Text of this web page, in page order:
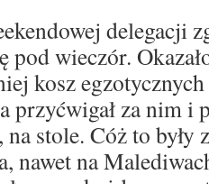
delegacji
pod wieczór.
kosz
przyćwigał za nim i
stole. Cóż to
nawet na